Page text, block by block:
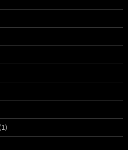
(1)